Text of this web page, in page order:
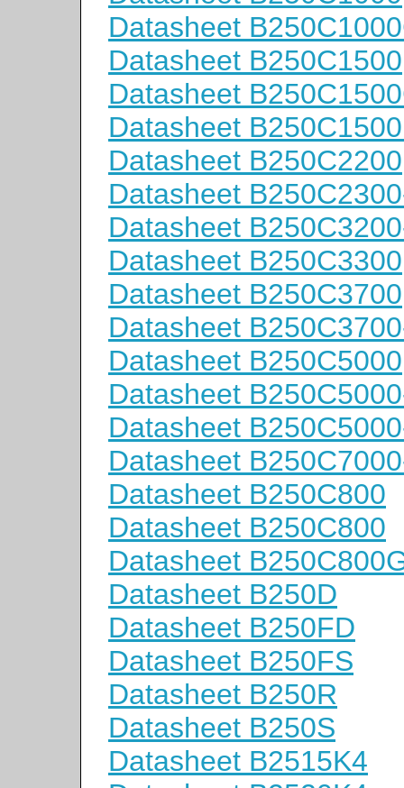
Datasheet
Datasheet B250C1500
Datasheet
Datasheet
Datasheet B250C2200
Datasheet
Datasheet
Datasheet B250C3300
Datasheet B250C3700
Datasheet
Datasheet B250C5000
Datasheet
Datasheet
Datasheet
Datasheet B250C800
Datasheet B250C800
Datasheet
Datasheet B250D
Datasheet B250FD
Datasheet B250FS
Datasheet B250R
Datasheet B250S
Datasheet B2515K4